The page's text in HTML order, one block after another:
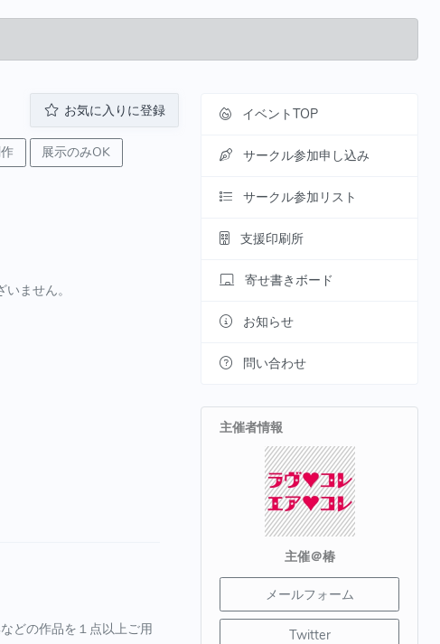
お気に入りに登録
展示のみOK
ません。
どの作品を１点以上ご用
イベントTOP
サークル参加申し込み
サークル参加リスト
支援印刷所
寄せ書きボード
お知らせ
問い合わせ
主催者情報
主催＠椿
メールフォーム
Twitter